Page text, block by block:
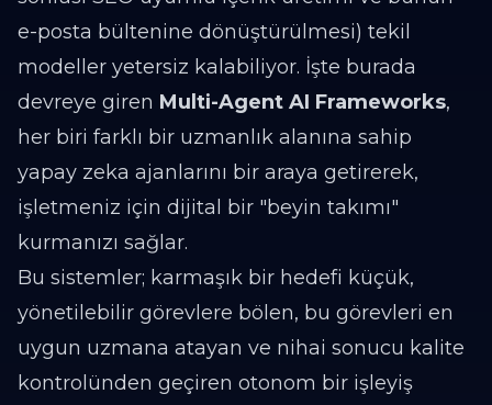
e-posta bültenine dönüştürülmesi) tekil
modeller yetersiz kalabiliyor. İşte burada
devreye giren Multi-Agent AI Frameworks,
her biri farklı bir uzmanlık alanına sahip
yapay zeka ajanlarını bir araya getirerek,
işletmeniz için dijital bir "beyin takımı"
kurmanızı sağlar.
Bu sistemler; karmaşık bir hedefi küçük,
yönetilebilir görevlere bölen, bu görevleri en
uygun uzmana atayan ve nihai sonucu kalite
kontrolünden geçiren otonom bir işleyiş